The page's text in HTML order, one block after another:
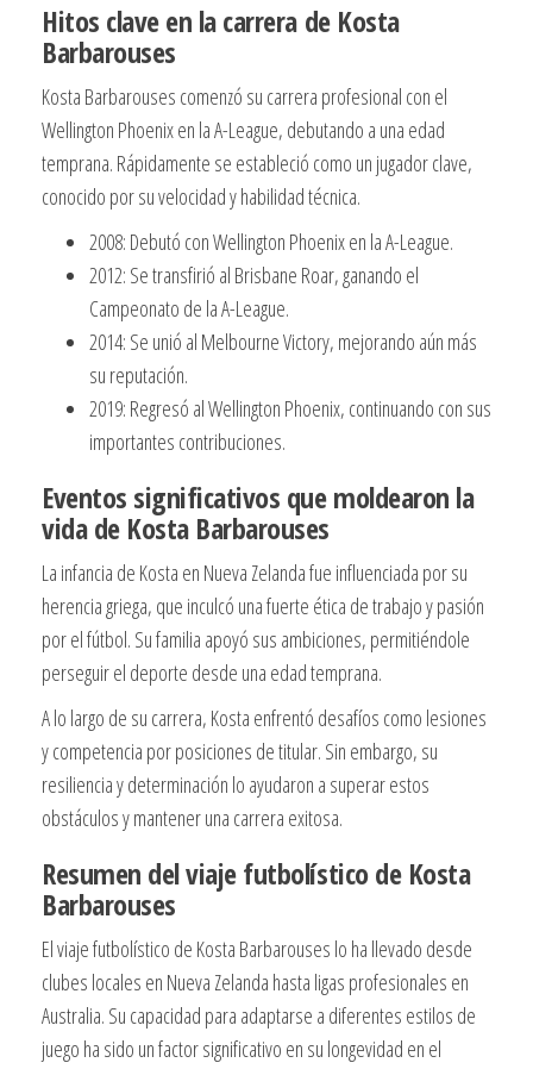
Hitos clave en la carrera de Kosta
Barbarouses
Kosta Barbarouses comenzó su carrera profesional con el
Wellington Phoenix en la A-League, debutando a una edad
temprana. Rápidamente se estableció como un jugador clave,
conocido por su velocidad y habilidad técnica.
2008: Debutó con Wellington Phoenix en la A-League.
2012: Se transfirió al Brisbane Roar, ganando el
Campeonato de la A-League.
2014: Se unió al Melbourne Victory, mejorando aún más
su reputación.
2019: Regresó al Wellington Phoenix, continuando con sus
importantes contribuciones.
Eventos significativos que moldearon la
vida de Kosta Barbarouses
La infancia de Kosta en Nueva Zelanda fue influenciada por su
herencia griega, que inculcó una fuerte ética de trabajo y pasión
por el fútbol. Su familia apoyó sus ambiciones, permitiéndole
perseguir el deporte desde una edad temprana.
A lo largo de su carrera, Kosta enfrentó desafíos como lesiones
y competencia por posiciones de titular. Sin embargo, su
resiliencia y determinación lo ayudaron a superar estos
obstáculos y mantener una carrera exitosa.
Resumen del viaje futbolístico de Kosta
Barbarouses
El viaje futbolístico de Kosta Barbarouses lo ha llevado desde
clubes locales en Nueva Zelanda hasta ligas profesionales en
Australia. Su capacidad para adaptarse a diferentes estilos de
juego ha sido un factor significativo en su longevidad en el